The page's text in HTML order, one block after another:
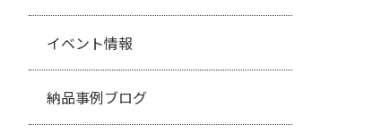
イベント情報
納品事例ブログ